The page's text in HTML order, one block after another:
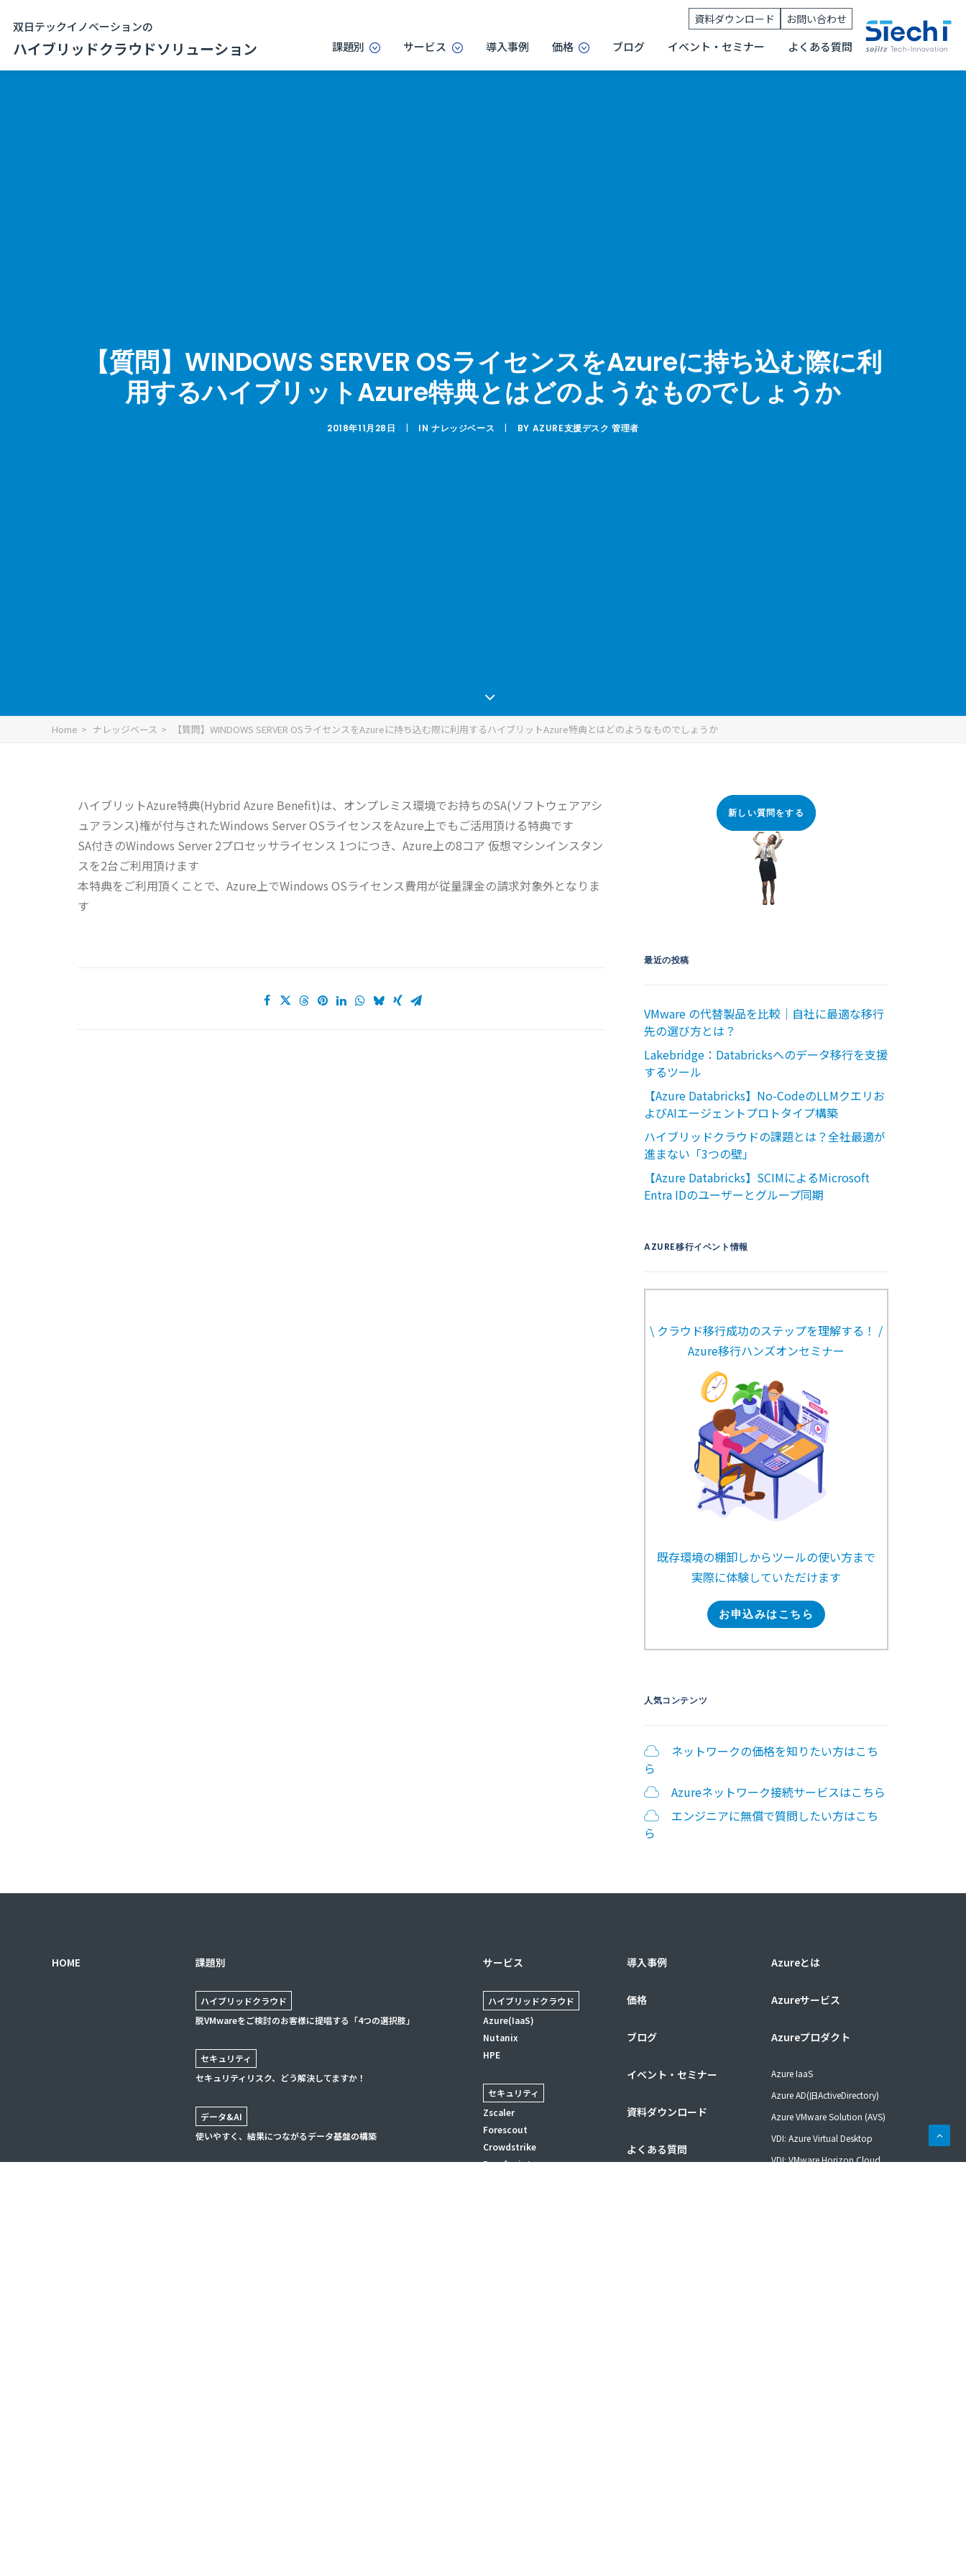
双日テックイノベーションの
ハイブリッドクラウドソリューション
資料ダウンロード お問い合わせ
課題別 サービス 導入事例 価格 ブログ イベント・セミナー よくある質問
【質問】WINDOWS SERVER OSライセンスをAzureに持ち込む際に利
用するハイブリットAzure特典とはどのようなものでしょうか
2018年11月28日 | IN ナレッジベース | BY AZURE支援デスク 管理者
Home ナレッジベース 【質問】WINDOWS SERVER OSライセンスをAzureに持ち込む際に利用するハイブリットAzure特典とはどのようなものでしょうか
ハイブリットAzure特典(Hybrid Azure Benefit)は、オンプレミス環境でお持ちのSA(ソフトウェアアシ
ュアランス)権が付与されたWindows Server OSライセンスをAzure上でもご活用頂ける特典です
SA付きのWindows Server 2プロセッサライセンス 1つにつき、Azure上の8コア 仮想マシンインスタン
スを2台ご利用頂けます
本特典をご利用頂くことで、Azure上でWindows OSライセンス費用が従量課金の請求対象外となりま
す
新しい質問をする
最近の投稿
VMware の代替製品を比較｜自社に最適な移行
先の選び方とは？
Lakebridge：Databricksへのデータ移行を支援
するツール
【Azure Databricks】No-CodeのLLMクエリお
よびAIエージェントプロトタイプ構築
ハイブリッドクラウドの課題とは？全社最適が
進まない「3つの壁」
【Azure Databricks】SCIMによるMicrosoft
Entra IDのユーザーとグループ同期
AZURE移行イベント情報
\ クラウド移行成功のステップを理解する！ /
Azure移行ハンズオンセミナー
既存環境の棚卸しからツールの使い方まで
実際に体験していただけます
お申込みはこちら
人気コンテンツ
ネットワークの価格を知りたい方はこち
ら
Azureネットワーク接続サービスはこちら
エンジニアに無償で質問したい方はこち
ら
HOME 課題別
ハイブリッドクラウド
脱VMwareをご検討のお客様に提唱する「4つの選択肢」
セキュリティ
セキュリティリスク、どう解決してますか！
データ&AI
使いやすく、結果につながるデータ基盤の構築
サービス
ハイブリッドクラウド
Azure(IaaS)
Nutanix
HPE
セキュリティ
Zscaler
Forescout
Crowdstrike
Proofpoint
導入事例
価格
ブログ
イベント・セミナー
資料ダウンロード
よくある質問
Azureとは
Azureサービス
Azureプロダクト
Azure IaaS
Azure AD(旧ActiveDirectory)
Azure VMware Solution (AVS)
VDI: Azure Virtual Desktop
VDI: VMware Horizon Cloud